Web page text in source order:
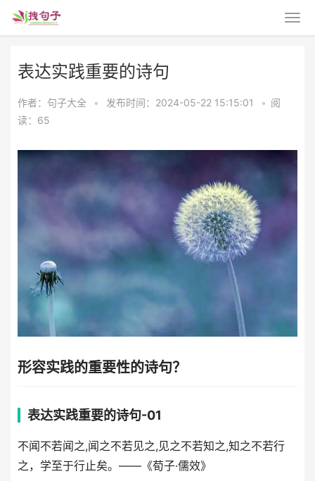
表达实践重要的诗句
作者：句子大全 • 发布时间：2024-05-22 15:15:01 • 阅
读：65
形容实践的重要性的诗句？
表达实践重要的诗句-01
不闻不若闻之,闻之不若见之,见之不若知之,知之不若行
之，学至于行止矣。——《荀子·儒效》